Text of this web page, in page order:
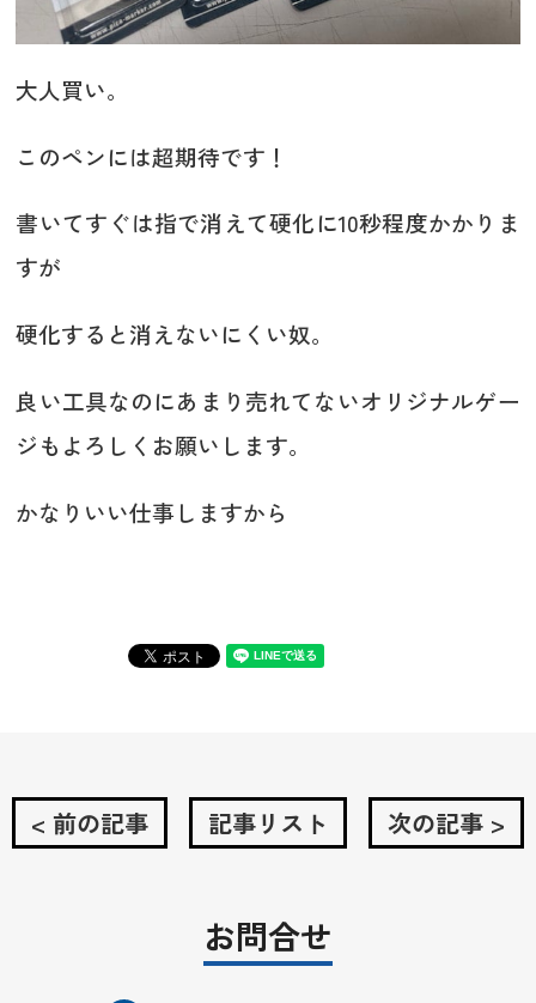
大人買い。
このペンには超期待です！
書いてすぐは指で消えて硬化に10秒程度かかりま
すが
硬化すると消えないにくい奴。
良い工具なのにあまり売れてないオリジナルゲー
ジもよろしくお願いします。
かなりいい仕事しますから
< 前の記事 記事リスト 次の記事 >
お問合せ